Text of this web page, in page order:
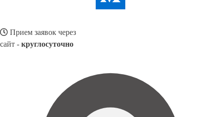
Прием заявок через
сайт - круглосуточно